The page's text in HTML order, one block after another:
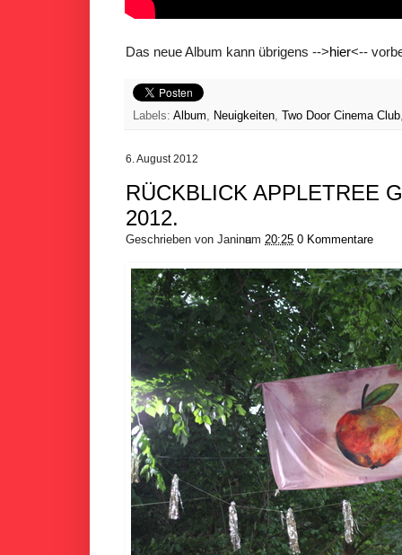
Das neue Album kann übrigens -->hier<--
Labels: Album, Neuigkeiten, Two Door Cinema Club
6. August 2012
RÜCKBLICK APPLETREE
2012.
Geschrieben von Janinaum20:25 0 Kommentare